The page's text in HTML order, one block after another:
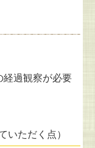
経過観察が必要
ただく点）